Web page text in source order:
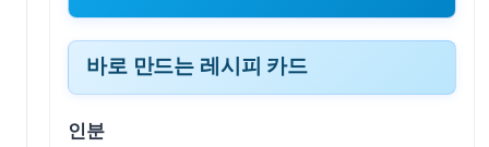
바로 만드는 레시피 카드
바로 만드는 레시피 카드
인분